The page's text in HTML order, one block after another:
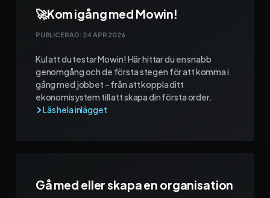
🚀Kom igång med Mowin!
PUBLICERAD: 24 APR 2026
Kul att du testar Mowin! Här hittar du en snabb
genomgång och de första stegen för att komma i
gång med jobbet – från att koppla ditt
ekonomisystem till att skapa din första order.
Gå med eller skapa en organisation